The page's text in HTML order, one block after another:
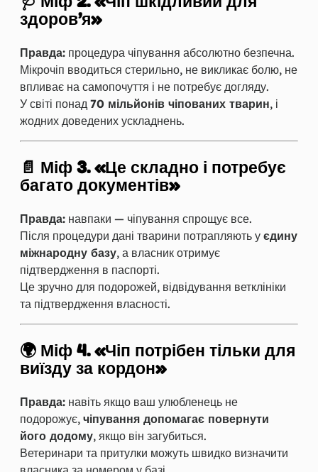
здоров’я»
Правда: процедура чіпування абсолютно безпечна.
Мікрочіп вводиться стерильно, не викликає болю, не
впливає на самопочуття і не потребує догляду.
У світі понад 70 мільйонів чіпованих тварин, і
жодних доведених ускладнень.
📄 Міф 3. «Це складно і потребує
багато документів»
Правда: навпаки — чіпування спрощує все.
Після процедури дані тварини потрапляють у єдину
міжнародну базу, а власник отримує
підтвердження в паспорті.
Це зручно для подорожей, відвідування ветклініки
та підтвердження власності.
🌍 Міф 4. «Чіп потрібен тільки для
виїзду за кордон»
Правда: навіть якщо ваш улюбленець не
подорожує, чіпування допомагає повернути
його додому, якщо він загубиться.
Ветеринари та притулки можуть швидко визначити